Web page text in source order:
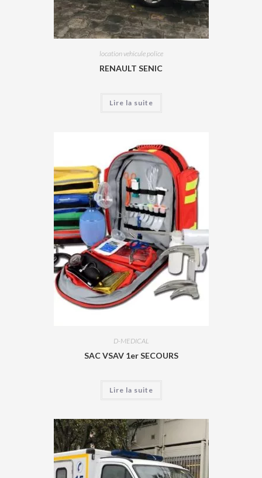
location vehicule police
RENAULT SENIC
Lire la suite
D-MEDICAL
SAC VSAV 1er SECOURS
Lire la suite